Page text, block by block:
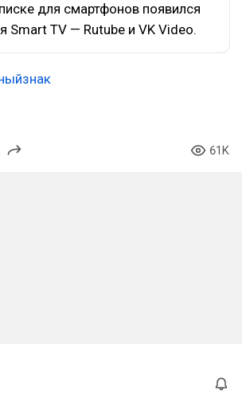
для смартфонов появился
Smart TV — Rutube и VK Video.
61K